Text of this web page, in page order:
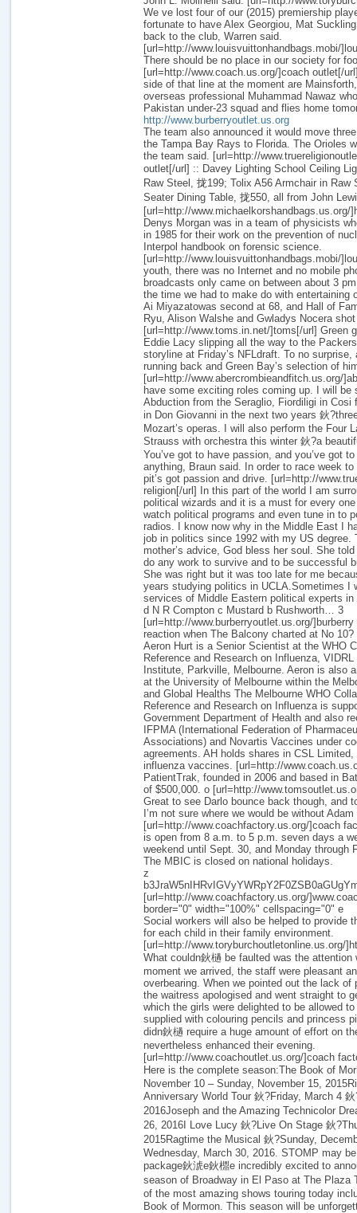
We ve lost four of our (2015) premiership
fortunate to have Alex Georgiou, Mat
back to the club, Warren said.
[url=http://www.louisvuittonhandbags.mobi/
There should be no place in our society for
[url=http://www.coach.us.org/]coach outlet[/
side of that line at the moment are
overseas professional Muhammad Nawaz
Pakistan under-23 squad and flies home
http://www.burberryoutlet.us.org
The team also announced it would move
the Tampa Bay Rays to Florida. The Orioles
the team said. [url=http://
outlet[/url] :: Davey Lighting School Ceiling
Raw Steel, 拢199; Tolix A56 Armchair in Raw
Seater Dining Table, 拢550, all from John
[url=http://
Denys Morgan was in a team of physicists
in 1985 for their work on the prevention of
Interpol handbook on forensic science.
[url=http://www.louisvuittonhandbags.mobi/
youth, there was no Internet and no mobile
broadcasts only came on between about 3
the time we had to make do with entertaining
Ai Miyazatowas second at 68, and Hall of
Ryu, Alison Walshe and Gwladys Nocera
[url=http://www.toms.in.net/]toms[/url] Green
Eddie Lacy slipping all the way to the
storyline at Friday’s NFLdraft. To no
running back and Green Bay’s selection of
[url=http://www.abercrombieandfitch.us.org/
have some exciting roles coming up. I will be
Abduction from the Seraglio, Fiordiligi in Cosi
in Don Giovanni in the next two years 鈥
Mozart’s operas. I will also perform the Four
Strauss with orchestra this winter 鈥?a
You’ve got to have passion, and you’ve got
anything, Braun said. In order to race week
pit’s got passion and drive. [url=http://
religion[/url] In this part of the world I am
political wizards and it is a must for every
watch political programs and even tune in to
radios. I know now why in the Middle East I
job in politics since 1992 with my US degree.
mother’s advice, God bless her soul. She
do any work to survive and to be successful
She was right but it was too late for me
years studying politics in UCLA.Sometimes I
services of Middle Eastern political experts in
d N R Compton c Mustard b Rushworth… 3
[url=http://www.burberryoutlet.us.org/
reaction when The Balcony charted at No 10?
Aeron Hurt is a Senior Scientist at the WHO
Reference and Research on Influenza,
Institute, Parkville, Melbourne. Aeron is also
at the University of Melbourne within the
and Global Healths The Melbourne WHO
Reference and Research on Influenza is
Government Department of Health and also
IFPMA (International Federation of
Associations) and Novartis Vaccines under
agreements. AH holds shares in CSL
influenza vaccines. [url=http://
PatientTrak, founded in 2006 and based in
of $500,000. o [url=http://
Great to see Darlo bounce back though, and
I’m not sure where we would be without
[url=http://www.coachfactory.us.org/]coach
is open from 8 a.m. to 5 p.m. seven days a
weekend until Sept. 30, and Monday through
The MBIC is closed on national holidays.
z
[url=http://www.coachfactory.us.org/
border="0" width="100%" cellspacing="0" e
Social workers will also be helped to provide
for each child in their family environment.
[url=http://www.toryburchoutletonline.us.org/
What couldn鈥檛 be faulted was the attention
moment we arrived, the staff were pleasant
overbearing. When we pointed out the lack of
the waitress apologised and went straight to
which the girls were delighted to be allowed
supplied with colouring pencils and princess
didn鈥檛 require a huge amount of effort on
nevertheless enhanced their evening.
[url=http://www.coachoutlet.us.org/]coach
Here is the complete season:The Book of
November 10 – Sunday, November 15,
Anniversary World Tour 鈥?Friday, March 4
2016Joseph and the Amazing Technicolor
26, 2016I Love Lucy 鈥?Live On Stage 鈥
2015Ragtime the Musical 鈥?Sunday,
Wednesday, March 30, 2016. STOMP may
package鈥淲e鈥檙e incredibly excited to
season of Broadway in El Paso at The Plaza
of the most amazing shows touring today
Book of Mormon. This season will be